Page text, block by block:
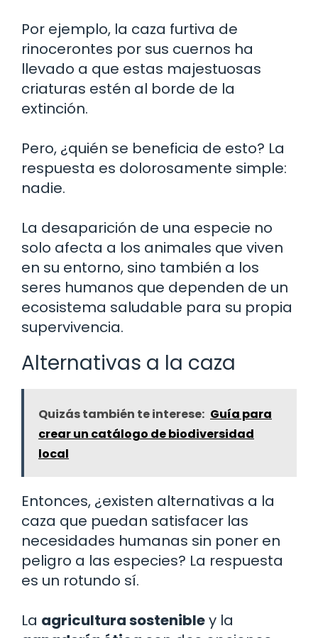
Por ejemplo, la caza furtiva de
rinocerontes por sus cuernos ha
llevado a que estas majestuosas
criaturas estén al borde de la
extinción.
Pero, ¿quién se beneficia de esto? La
respuesta es dolorosamente simple:
nadie.
La desaparición de una especie no
solo afecta a los animales que viven
en su entorno, sino también a los
seres humanos que dependen de un
ecosistema saludable para su propia
supervivencia.
Alternativas a la caza
Quizás también te interese: Guía para
crear un catálogo de biodiversidad
local
Entonces, ¿existen alternativas a la
caza que puedan satisfacer las
necesidades humanas sin poner en
peligro a las especies? La respuesta
es un rotundo sí.
La agricultura sostenibley la